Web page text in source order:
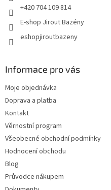
+420 704 109 814
E-shop Jirout Bazény
eshopjiroutbazeny
Informace pro vás
Moje objednávka
Doprava a platba
Kontakt
Věrnostní program
Všeobecné obchodní podmínky
Hodnocení obchodu
Blog
Průvodce nákupem